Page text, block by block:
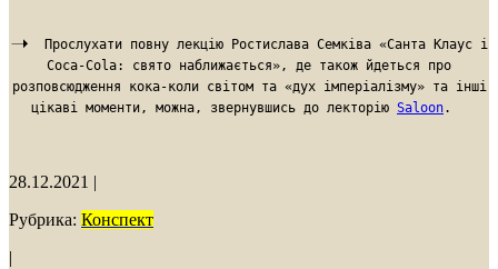
Прослухати повну лекцію Ростислава Семківа «Санта Клаус і
Coca-Cola: свято наближається», де також йдеться про
розповсюдження кока-коли світом та «дух імперіалізму» та інші
цікаві моменти, можна, звернувшись до лекторію Saloon.
28.12.2021 |
Рубрика: Конспект
|